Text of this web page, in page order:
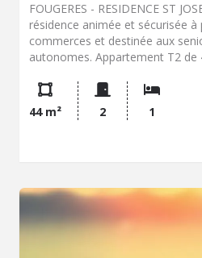
FOUGERES - RESIDENCE ST
résidence animée et sécurisée
commerces et destinée aux
autonomes. Appartement T2 de
wc. Balcon. Cave et place de
mis à disposition : Club-House
d'animation) - jardinet et
44 m² 2 1